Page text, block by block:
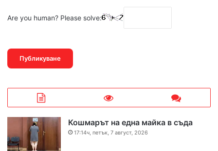
Are you human? Please solve:
Кошмарът на една майка в съда
17:14ч, петък, 7 август, 2026